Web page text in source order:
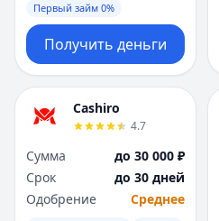
Первый займ 0%
Получить деньги
Cashiro
4.7
Сумма
до 30 000 ₽
Срок
до 30 дней
Одобрение
Среднее